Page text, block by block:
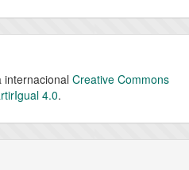
internacionalCreative Commons
4.0.